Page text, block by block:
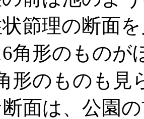
節理の断面
角形のものが
形のものも見
面は、公園